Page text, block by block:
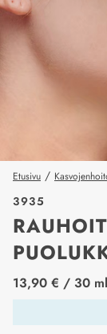
Etusivu /
3935
price_label
13,90 € / 30 ml